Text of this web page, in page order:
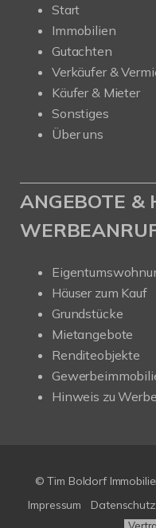
Start
Immobilien
Gutachten
Verkäufer &
Käufer & Mieter
Sonstiges
Über uns
ANGEBOTE &
Häuser zum Kauf
Grundstücke
Mietangebote
Renditeobjekte
Hinweis zu
© Tim Boldorf
Impressum
Datenschutz